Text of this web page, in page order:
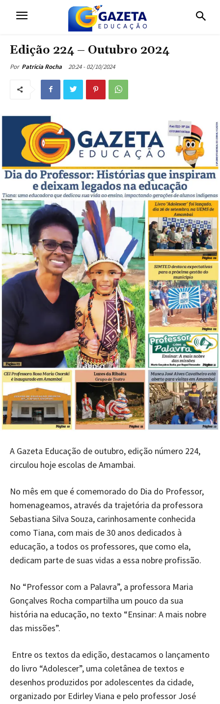
Edição 224 – Outubro 2024
Por Patricia Rocha 20:24 - 02/10/2024
A Gazeta Educação de outubro, edição número 224,
circulou hoje escolas de Amambai.
No mês em que é comemorado do Dia do Professor,
homenageamos, através da trajetória da professora
Sebastiana Silva Souza, carinhosamente conhecida
como Tiana, com mais de 30 anos dedicados à
educação, a todos os professores, que como ela,
dedicam parte de suas vidas a essa nobre profissão.
No “Professor com a Palavra”, a professora Maria
Gonçalves Rocha compartilha um pouco da sua
história na educação, no texto “Ensinar: A mais nobre
das missões”.
Entre os textos da edição, destacamos o lançamento
do livro “Adolescer”, uma coletânea de textos e
desenhos produzidos por adolescentes da cidade,
organizado por Edirley Viana e pelo professor José